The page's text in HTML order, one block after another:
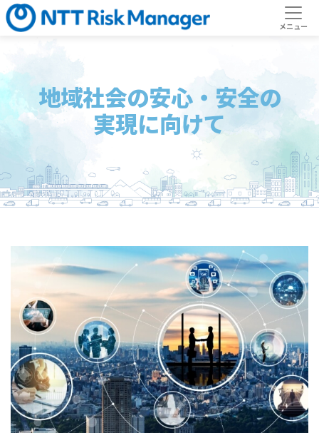
地域社会の安心・安全の
実現に向けて